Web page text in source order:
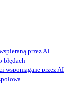
przez AI
błędach
wspomagane przez AI